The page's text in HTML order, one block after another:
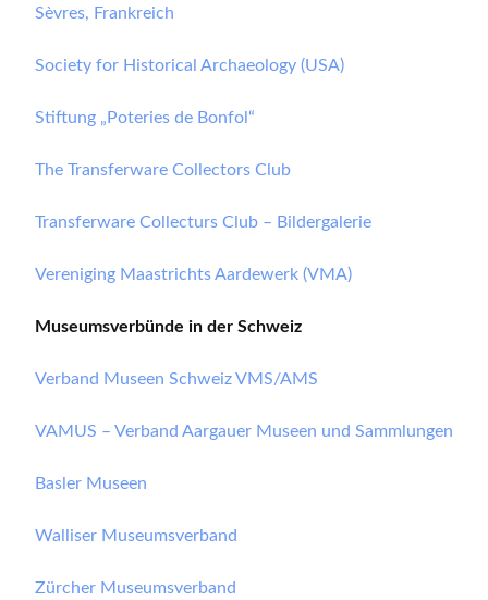
Sèvres, Frankreich
Society for Historical Archaeology (USA)
Stiftung „Poteries de Bonfol“
The Transferware Collectors Club
Transferware Collecturs Club – Bildergalerie
Vereniging Maastrichts Aardewerk (VMA)
Museumsverbünde in der Schweiz
Verband Museen Schweiz VMS/AMS
VAMUS – Verband Aargauer Museen und Sammlungen
Basler Museen
Walliser Museumsverband
Zürcher Museumsverband